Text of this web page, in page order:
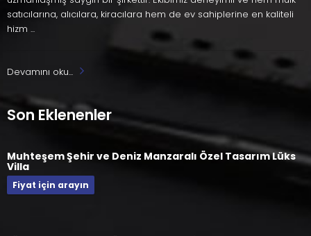
satıcılarına, alıcılara, kiracılara hem de ev sahiplerine en kaliteli
hizm ...
Devamını oku...
Son Eklenenler
Muhteşem Şehir ve Deniz Manzaralı Özel Tasarım Lüks
Villa
Fiyat için arayın